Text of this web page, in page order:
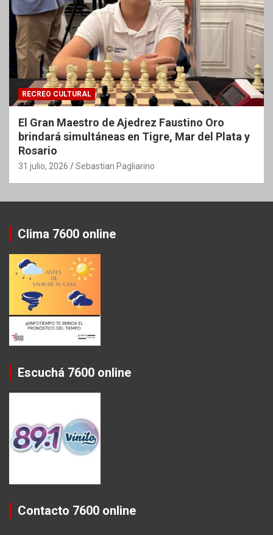
RECREO CULTURAL
El Gran Maestro de Ajedrez Faustino Oro
brindará simultáneas en Tigre, Mar del Plata y
Rosario
31 julio, 2026 Sebastian Pagliarino
Clima 7600 online
Escuchá 7600 online
Contacto 7600 online